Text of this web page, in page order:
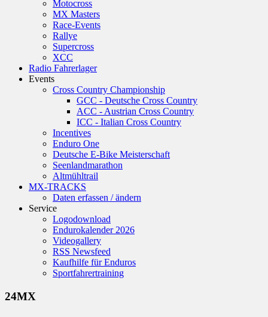
Motocross
MX Masters
Race-Events
Rallye
Supercross
XCC
Radio Fahrerlager
Events
Cross Country Championship
GCC - Deutsche Cross Country
ACC - Austrian Cross Country
ICC - Italian Cross Country
Incentives
Enduro One
Deutsche E-Bike Meisterschaft
Seenlandmarathon
Altmühltrail
MX-TRACKS
Daten erfassen / ändern
Service
Logodownload
Endurokalender 2026
Videogallery
RSS Newsfeed
Kaufhilfe für Enduros
Sportfahrertraining
24MX